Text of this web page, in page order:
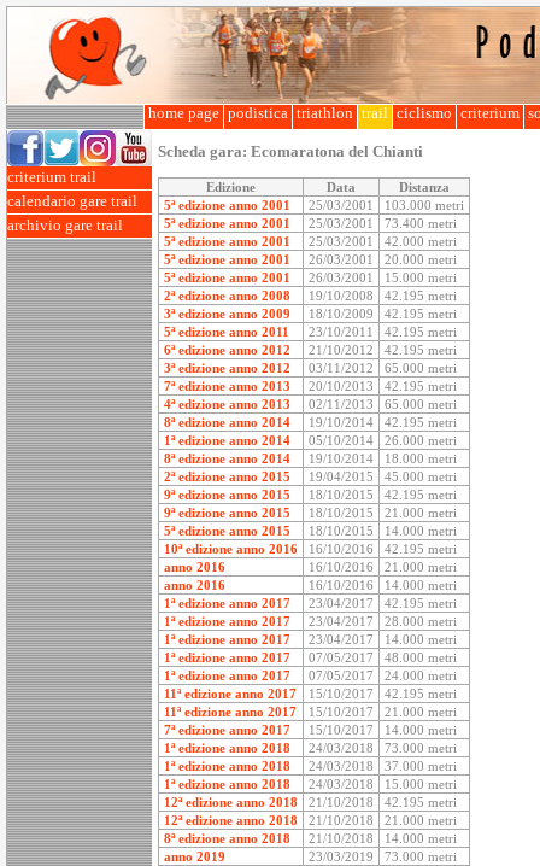
home page podistica triathlon trail ciclismo criterium
criterium trail
calendario gare trail
archivio gare trail
Scheda gara: Ecomaratona del Chianti
Edizione Data
Distanza
5ª edizione anno 2001
25/03/2001
103.000 metri
5ª edizione anno 2001
25/03/2001
73.400 metri
5ª edizione anno 2001
25/03/2001
42.000 metri
5ª edizione anno 2001
26/03/2001
20.000 metri
5ª edizione anno 2001
26/03/2001
15.000 metri
2ª edizione anno 2008
19/10/2008
42.195 metri
3ª edizione anno 2009
18/10/2009
42.195 metri
5ª edizione anno 2011
23/10/2011
42.195 metri
6ª edizione anno 2012
21/10/2012
42.195 metri
3ª edizione anno 2012
03/11/2012
65.000 metri
7ª edizione anno 2013
20/10/2013
42.195 metri
4ª edizione anno 2013
02/11/2013
65.000 metri
8ª edizione anno 2014
19/10/2014
42.195 metri
1ª edizione anno 2014
05/10/2014
26.000 metri
8ª edizione anno 2014
19/10/2014
18.000 metri
2ª edizione anno 2015
19/04/2015
45.000 metri
9ª edizione anno 2015
18/10/2015
42.195 metri
9ª edizione anno 2015
18/10/2015
21.000 metri
5ª edizione anno 2015
18/10/2015
14.000 metri
10ª edizione anno 2016
16/10/2016
42.195 metri
anno 2016
16/10/2016
21.000 metri
anno 2016
16/10/2016
14.000 metri
1ª edizione anno 2017
23/04/2017
42.195 metri
1ª edizione anno 2017
23/04/2017
28.000 metri
1ª edizione anno 2017
23/04/2017
14.000 metri
1ª edizione anno 2017
07/05/2017
48.000 metri
1ª edizione anno 2017
07/05/2017
24.000 metri
11ª edizione anno 2017
15/10/2017
42.195 metri
11ª edizione anno 2017
15/10/2017
21.000 metri
7ª edizione anno 2017
15/10/2017
14.000 metri
1ª edizione anno 2018
24/03/2018
73.000 metri
1ª edizione anno 2018
24/03/2018
37.000 metri
1ª edizione anno 2018
24/03/2018
15.000 metri
12ª edizione anno 2018
21/10/2018
42.195 metri
12ª edizione anno 2018
21/10/2018
21.000 metri
8ª edizione anno 2018
21/10/2018
14.000 metri
anno 2019
23/03/2019
73.000 metri